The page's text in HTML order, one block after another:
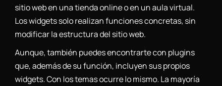
sitio web en una tienda online o en un aula virtual.
Los widgets solo realizan funciones concretas, sin
modificar la estructura del sitio web.
Aunque, también puedes encontrarte con plugins
que, además de su función, incluyen sus propios
widgets. Con los temas ocurre lo mismo. La mayoría